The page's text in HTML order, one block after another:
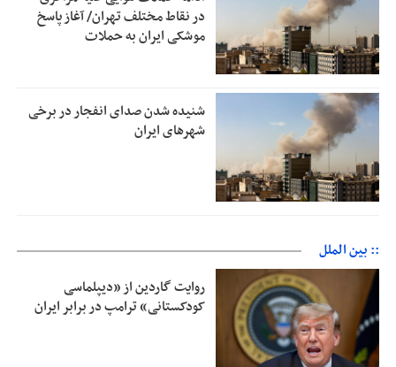
در نقاط مختلف تهران/ آغاز پاسخ
موشکی ایران به حملات
شنیده شدن صدای انفجار در برخی
شهرهای ایران
:: بین الملل
روایت گاردین از «دیپلماسی
کودکستانی» ترامپ در برابر ایران